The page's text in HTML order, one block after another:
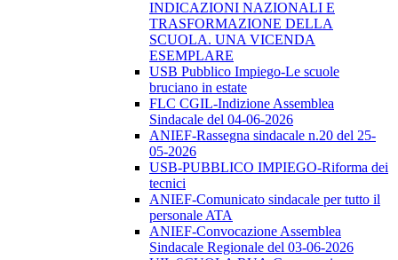
INDICAZIONI NAZIONALI E
TRASFORMAZIONE DELLA
SCUOLA. UNA VICENDA
ESEMPLARE
USB Pubblico Impiego-Le scuole
bruciano in estate
FLC CGIL-Indizione Assemblea
Sindacale del 04-06-2026
ANIEF-Rassegna sindacale n.20 del 25-
05-2026
USB-PUBBLICO IMPIEGO-Riforma dei
tecnici
ANIEF-Comunicato sindacale per tutto il
personale ATA
ANIEF-Convocazione Assemblea
Sindacale Regionale del 03-06-2026